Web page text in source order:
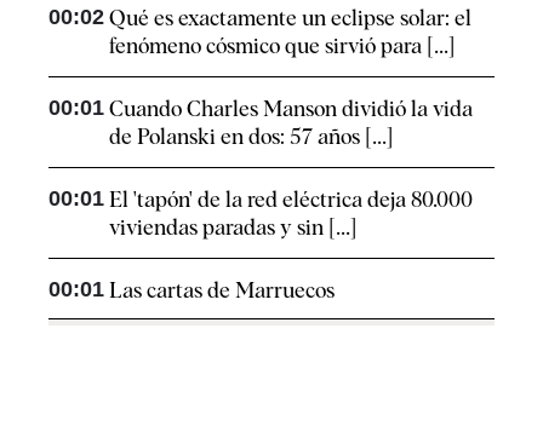
00:02 Qué es exactamente un eclipse solar: el
fenómeno cósmico que sirvió para [...]
00:01 Cuando Charles Manson dividió la vida
de Polanski en dos: 57 años [...]
00:01 El 'tapón' de la red eléctrica deja 80.000
viviendas paradas y sin [...]
00:01 Las cartas de Marruecos